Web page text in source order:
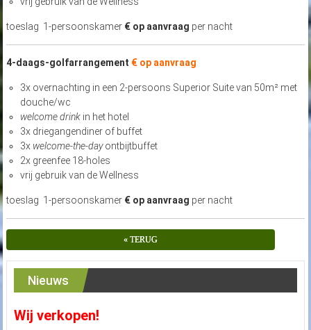
toeslag 1-persoonskamer € op aanvraag per nacht
4-daags-golfarrangement € op aanvraag
3x overnachting in een 2-persoons Superior Suite van 50m² met
douche/wc
welcome drinkin het hotel
3x driegangendiner of buffet
3x welcome-the-dayontbijtbuffet
2x greenfee 18-holes
vrij gebruik van de Wellness
toeslag 1-persoonskamer € op aanvraag per nacht
« TERUG
Nieuws
Wij verkopen!